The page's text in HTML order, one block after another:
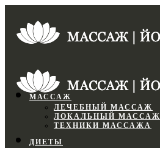
МАССАЖ
ЛЕЧЕБНЫЙ МАССАЖ
ЛОКАЛЬНЫЙ МАССАЖ
ТЕХНИКИ МАССАЖА
ДИЕТЫ